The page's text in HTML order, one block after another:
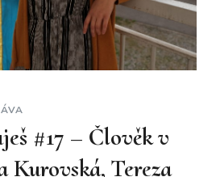
#17 – Člověk v
Kurovská, Tereza